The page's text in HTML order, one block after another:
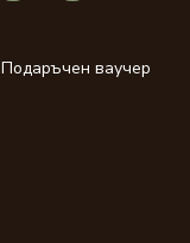
Подаръчен ваучер